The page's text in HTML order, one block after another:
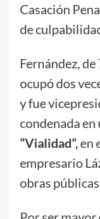
Casación
de
Fernández,
ocupó dos
y fue
condenada en
“Vialidad”,en
empresario
obras